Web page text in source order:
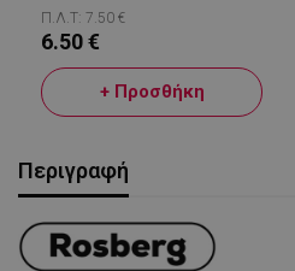
Επίστρωση, Μαύρο, Κόκκινο
Π.Λ.Τ: 7.50 €
6.50 €
+ Προσθήκη
Περιγραφή